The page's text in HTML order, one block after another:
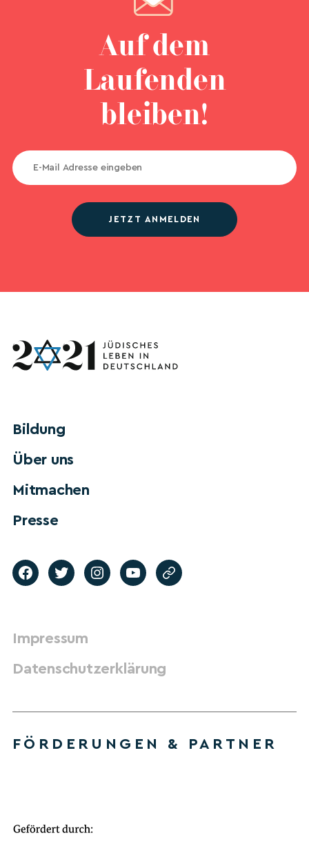
Auf dem
Laufenden
bleiben!
JETZT ANMELDEN
Bildung
Über uns
Mitmachen
Presse
Impressum
Datenschutzerklärung
FÖRDERUNGEN & PARTNER